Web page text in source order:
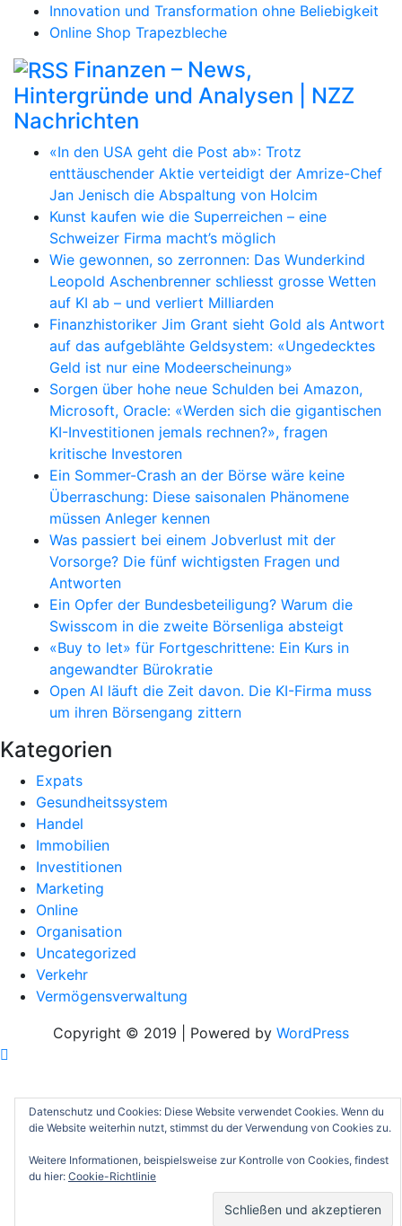
Innovation und Transformation ohne Beliebigkeit
Online Shop Trapezbleche
Finanzen – News,
Hintergründe und Analysen | NZZ
Nachrichten
«In den USA geht die Post ab»: Trotz
enttäuschender Aktie verteidigt der Amrize-Chef
Jan Jenisch die Abspaltung von Holcim
Kunst kaufen wie die Superreichen – eine
Schweizer Firma macht’s möglich
Wie gewonnen, so zerronnen: Das Wunderkind
Leopold Aschenbrenner schliesst grosse Wetten
auf KI ab – und verliert Milliarden
Finanzhistoriker Jim Grant sieht Gold als Antwort
auf das aufgeblähte Geldsystem: «Ungedecktes
Geld ist nur eine Modeerscheinung»
Sorgen über hohe neue Schulden bei Amazon,
Microsoft, Oracle: «Werden sich die gigantischen
KI-Investitionen jemals rechnen?», fragen
kritische Investoren
Ein Sommer-Crash an der Börse wäre keine
Überraschung: Diese saisonalen Phänomene
müssen Anleger kennen
Was passiert bei einem Jobverlust mit der
Vorsorge? Die fünf wichtigsten Fragen und
Antworten
Ein Opfer der Bundesbeteiligung? Warum die
Swisscom in die zweite Börsenliga absteigt
«Buy to let» für Fortgeschrittene: Ein Kurs in
angewandter Bürokratie
Open AI läuft die Zeit davon. Die KI-Firma muss
um ihren Börsengang zittern
Kategorien
Expats
Gesundheitssystem
Handel
Immobilien
Investitionen
Marketing
Online
Organisation
Uncategorized
Verkehr
Vermögensverwaltung
Copyright © 2019 | Powered by WordPress
Datenschutz und Cookies: Diese Website verwendet Cookies. Wenn du
die Website weiterhin nutzt, stimmst du der Verwendung von Cookies zu.
Weitere Informationen, beispielsweise zur Kontrolle von Cookies, findest
du hier: Cookie-Richtlinie